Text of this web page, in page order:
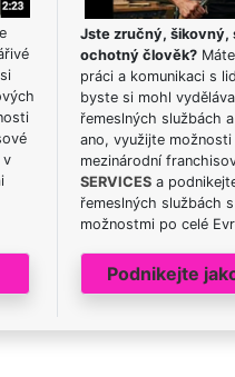
v
Jste zručný, šikovný,
ochotný člověk?
práci a komunikaci s
byste si mohl
řemeslných službách
ano, využijte
mezinárodní
SERVICES a
řemeslných službách
možnostmi po celé
Podnikejte